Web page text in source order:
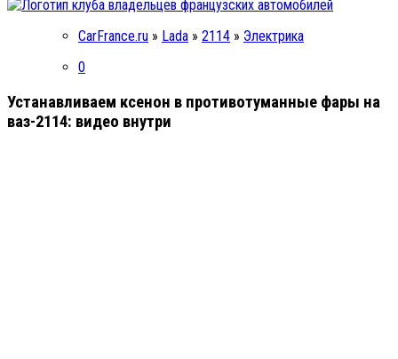
CarFrance.ru » Lada » 2114 » Электрика
0
Устанавливаем ксенон в противотуманные фары на
ваз-2114: видео внутри